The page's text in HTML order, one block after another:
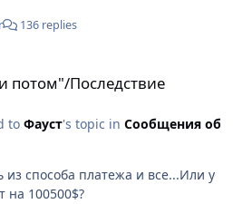
136 replies
потом"/Последствие
to Фауст's topic in Сообщения об
из способа платежа и все...Или у
на 100500$?